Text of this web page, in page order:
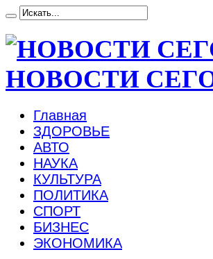
НОВОСТИ
Главная
ЗДОРОВЬЕ
АВТО
НАУКА
КУЛЬТУРА
ПОЛИТИКА
СПОРТ
БИЗНЕС
ЭКОНОМИКА